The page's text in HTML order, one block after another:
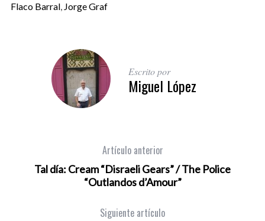
Flaco Barral, Jorge Graf
Escrito por
Miguel López
Artículo anterior
Tal día: Cream “Disraeli Gears” / The Police
“Outlandos d’Amour”
Siguiente artículo